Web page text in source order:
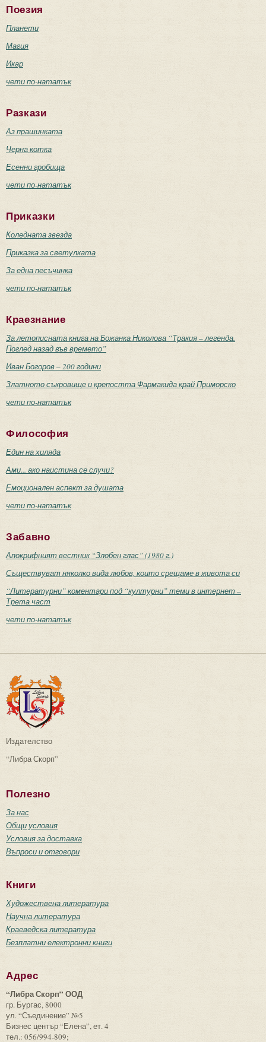
Поезия
Планети
Магия
Икар
чети по-нататък
Разкази
Аз прашинката
Черна котка
Есенни гробища
чети по-нататък
Приказки
Коледната звезда
Приказка за светулката
За една песъчинка
чети по-нататък
Краезнание
За летописната книга на Божанка Николова “Тракия – легенда.
Поглед назад във времето”
Иван Богоров – 200 години
Златното съкровище и крепостта Фармакида край Приморско
чети по-нататък
Философия
Един на хиляда
Ами... ако наистина се случи?
Емоционален аспект за душата
чети по-нататък
Забавно
Апокрифният вестник “Злобен глас” (1980 г.)
Съществуват няколко вида любов, които срещаме в живота си
“Литературни” коментари под “културни” теми в интернет –
Трета част
чети по-нататък
Издателство
“Либра Скорп”
Полезно
За нас
Общи условия
Условия за доставка
Въпроси и отговори
Книги
Художествена литература
Научна литература
Краеведска литература
Безплатни електронни книги
Адрес
“Либра Скорп” ООД
гр. Бургас, 8000
ул. “Съединение” №5
Бизнес център “Елена”, ет. 4
тел.: 056/994-809;